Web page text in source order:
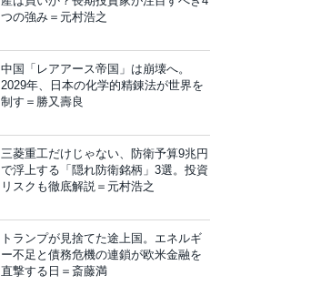
つの強み＝元村浩之
中国「レアアース帝国」は崩壊へ。
2029年、日本の化学的精錬法が世界を
制す＝勝又壽良
三菱重工だけじゃない、防衛予算9兆円
で浮上する「隠れ防衛銘柄」3選。投資
リスクも徹底解説＝元村浩之
トランプが見捨てた途上国。エネルギ
ー不足と債務危機の連鎖が欧米金融を
直撃する日＝斎藤満